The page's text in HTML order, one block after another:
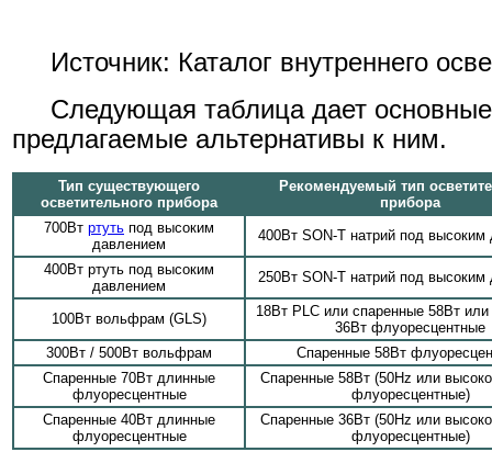
Источник: Каталог внутреннего
Следующая таблица дает основные
предлагаемые альтернативы к ним.
Тип существующего
осветительного прибора
Рекомендуемый тип
прибора
700Вт ртуть под высоким
давлением
400Вт SON-T натрий под высоким
400Вт ртуть под высоким
давлением
250Вт SON-T натрий под высоким
100Вт вольфрам (GLS)
18Вт PLC или спаренные 58Вт
36Вт флуоресцентные
300Вт / 500Вт вольфрам
Спаренные 58Вт
Спаренные 70Вт длинные
флуоресцентные
Спаренные 58Вт (50Hz или
флуоресцентные)
Спаренные 40Вт длинные
флуоресцентные
Спаренные 36Вт (50Hz или
флуоресцентные)